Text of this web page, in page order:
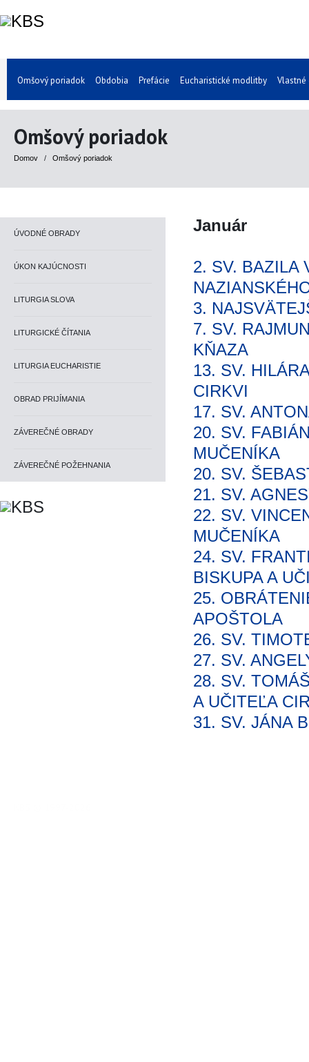
Omšový poriadok Obdobia Prefácie Eucharistické modlitby Vlastné
Omšový poriadok
Domov / Omšový poriadok
ÚVODNÉ OBRADY
ÚKON KAJÚCNOSTI
LITURGIA SLOVA
LITURGICKÉ ČÍTANIA
LITURGIA EUCHARISTIE
OBRAD PRIJÍMANIA
ZÁVEREČNÉ OBRADY
ZÁVEREČNÉ POŽEHNANIA
Január
2. SV. BAZILA
3.
7. SV.
KŇAZA
13. SV.
CIRKVI
17. SV.
20. SV.
MUČENÍKA
20. SV.
21. SV.
22. SV.
MUČENÍKA
24. SV.
BISKUPA A
25.
APOŠTOLA
26. SV.
27. SV.
28. SV.
A UČITEĽA
31. SV. JÁNA